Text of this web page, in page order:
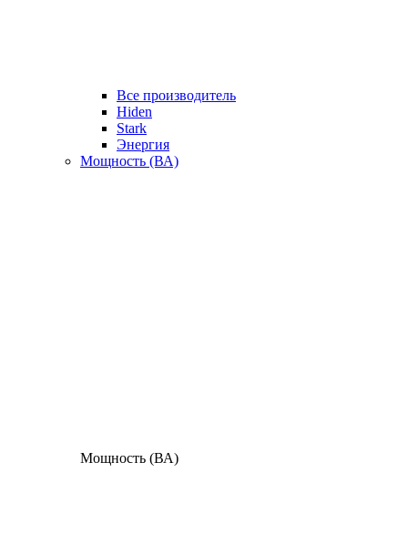
Все производитель
Hiden
Stark
Энергия
Мощность (ВА)
Мощность (ВА)